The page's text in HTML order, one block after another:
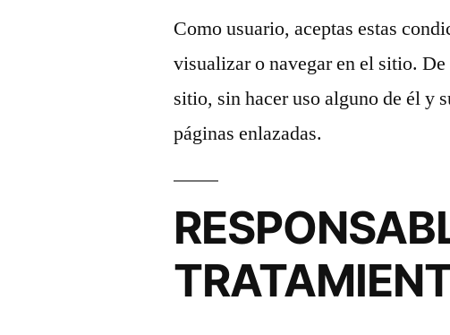
Como usuario, aceptas estas
visualizar o navegar en el sitio.
sitio, sin hacer uso alguno de él y
páginas enlazadas.